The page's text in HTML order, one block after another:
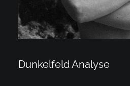
Dunkelfeld Analyse